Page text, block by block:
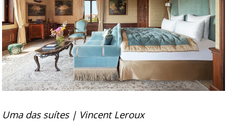
Uma das suítes | Vincent Leroux